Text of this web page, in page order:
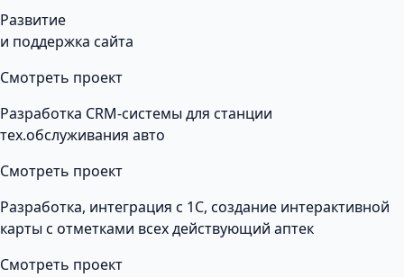
Развитие
и поддержка сайта
Смотреть проект
Разработка CRM-системы для станции
тех.обслуживания авто
Смотреть проект
Разработка, интеграция с 1С, создание интерактивной
карты с отметками всех действующий аптек
Смотреть проект